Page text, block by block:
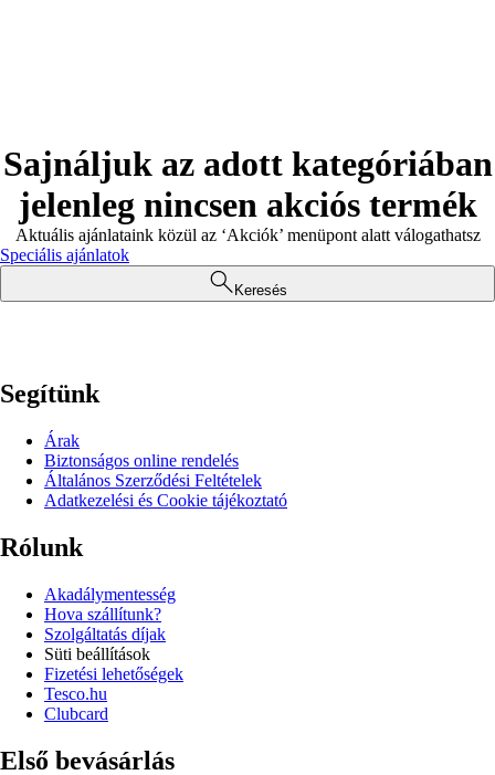
Sajnáljuk az adott kategóriában
jelenleg nincsen akciós termék
Aktuális ajánlataink közül az ‘Akciók’ menüpont alatt válogathatsz
Speciális ajánlatok
Keresés
Segítünk
Árak
Biztonságos online rendelés
Általános Szerződési Feltételek
Adatkezelési és Cookie tájékoztató
Rólunk
Akadálymentesség
Hova szállítunk?
Szolgáltatás díjak
Süti beállítások
Fizetési lehetőségek
Tesco.hu
Clubcard
Első bevásárlás